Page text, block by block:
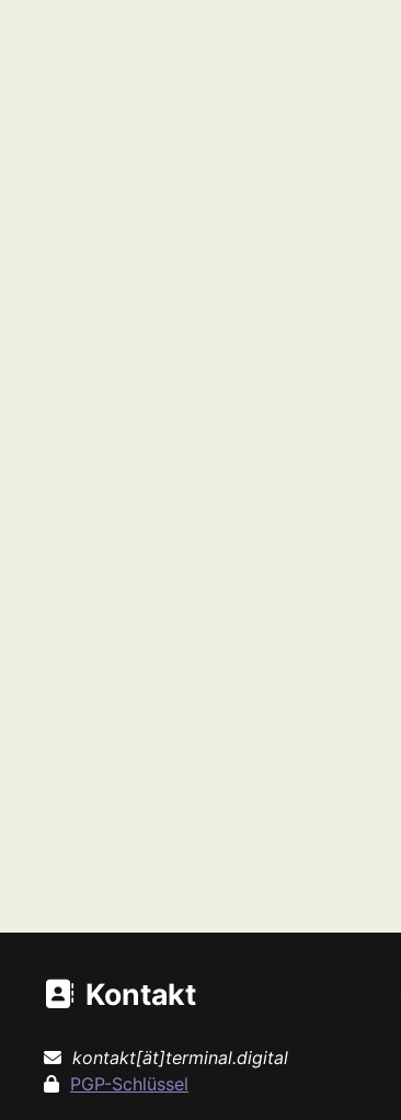
Kontakt
kontakt[ät]terminal.digital
PGP-Schlüssel